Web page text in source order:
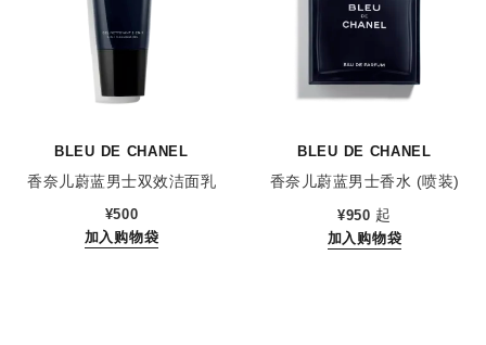
BLEU DE CHANEL
香奈儿蔚蓝男士双效洁面乳
参考编号 107970
¥500
加入购物袋
BLEU DE CHANEL
香奈儿蔚蓝男士香水 (喷装)
¥950 起
加入购物袋